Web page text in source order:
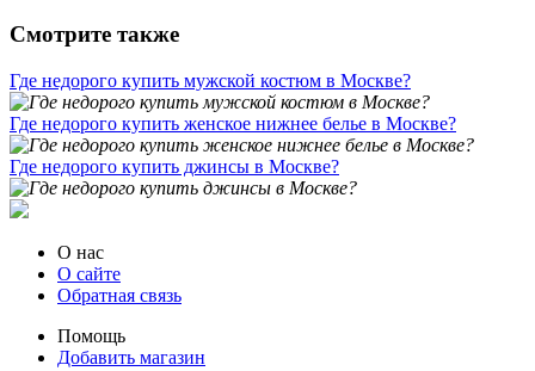
Смотрите также
Где недорого купить мужской костюм в Москве?
Где недорого купить женское нижнее белье в Москве?
Где недорого купить джинсы в Москве?
О нас
О сайте
Обратная связь
Помощь
Добавить магазин